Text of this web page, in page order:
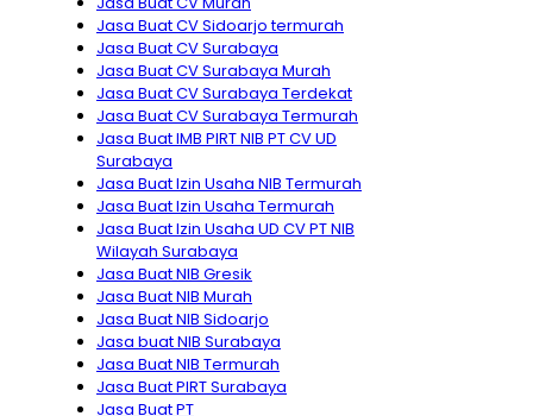
Jasa Buat CV Sidoarjo termurah
Jasa Buat CV Surabaya
Jasa Buat CV Surabaya Murah
Jasa Buat CV Surabaya Terdekat
Jasa Buat CV Surabaya Termurah
Jasa Buat IMB PIRT NIB PT CV UD
Surabaya
Jasa Buat Izin Usaha NIB Termurah
Jasa Buat Izin Usaha Termurah
Jasa Buat Izin Usaha UD CV PT NIB
Wilayah Surabaya
Jasa Buat NIB Gresik
Jasa Buat NIB Murah
Jasa Buat NIB Sidoarjo
Jasa buat NIB Surabaya
Jasa Buat NIB Termurah
Jasa Buat PIRT Surabaya
Jasa Buat PT